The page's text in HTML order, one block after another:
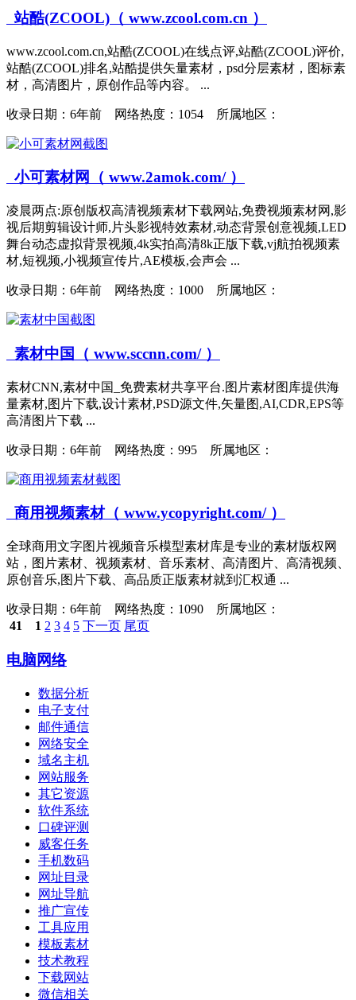
站酷(ZCOOL)（ www.zcool.com.cn ）
www.zcool.com.cn,站酷(ZCOOL)在线点评,站酷(ZCOOL)评价,
站酷(ZCOOL)排名,站酷提供矢量素材，psd分层素材，图标素
材，高清图片，原创作品等内容。 ...
收录日期： 6年前 网络热度：1054 所属地区：
小可素材网（ www.2amok.com/ ）
凌晨两点:原创版权高清视频素材下载网站,免费视频素材网,影
视后期剪辑设计师,片头影视特效素材,动态背景创意视频,LED
舞台动态虚拟背景视频,4k实拍高清8k正版下载,vj航拍视频素
材,短视频,小视频宣传片,AE模板,会声会 ...
收录日期： 6年前 网络热度：1000 所属地区：
素材中国（ www.sccnn.com/ ）
素材CNN,素材中国_免费素材共享平台.图片素材图库提供海
量素材,图片下载,设计素材,PSD源文件,矢量图,AI,CDR,EPS等
高清图片下载 ...
收录日期： 6年前 网络热度：995 所属地区：
商用视频素材（ www.ycopyright.com/ ）
全球商用文字图片视频音乐模型素材库是专业的素材版权网
站，图片素材、视频素材、音乐素材、高清图片、高清视频、
原创音乐,图片下载、高品质正版素材就到汇权通 ...
收录日期： 6年前 网络热度：1090 所属地区：
41
1 2 3 4 5 下一页 尾页
电脑网络
数据分析
电子支付
邮件通信
网络安全
域名主机
网站服务
其它资源
软件系统
口碑评测
威客任务
手机数码
网址目录
网址导航
推广宣传
工具应用
模板素材
技术教程
下载网站
微信相关